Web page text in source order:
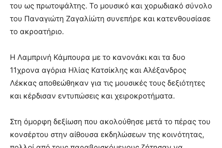
του ως πρωτοψάλτης. Το μουσικό και χορωδιακό σύνολο
του Παναγιώτη Ζαγαλίώτη συνεπήρε και κατενθουσίασε
το ακροατήριο.
Η Λαμπρινή Κάμπουρα με το κανονάκι και τα δυο
11χρονα αγόρια Ηλίας Κατσίκλης και Αλέξανδρος
Λέκκας αποθεώθηκαν για τις μουσικές τους δεξιότητες
και κέρδισαν εντυπώσεις και χειροκροτήματα.
Στη όμορφη δεξίωση που ακολούθησε μετά το πέρας του
κονσέρτου στην αίθουσα εκδηλώσεων της κοινότητας,